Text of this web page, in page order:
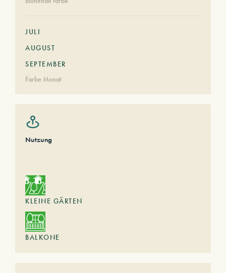
JULI
AUGUST
SEPTEMBER
Farbe Monat
Nutzung
KLEINE GÄRTEN
BALKONE